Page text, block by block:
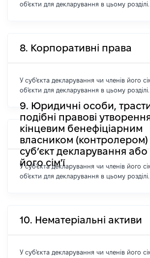
об'єкти для декларування в цьому розділі.
8. Корпоративні права
У суб'єкта декларування чи членів його
об'єкти для декларування в цьому розділі.
9. Юридичні особи,
подібні правові
кінцевим бенефіціарним
власником (контролером)
суб’єкт декларування
його сім'ї
У суб'єкта декларування чи членів його
об'єкти для декларування в цьому розділі.
10. Нематеріальні активи
У суб'єкта декларування чи членів його